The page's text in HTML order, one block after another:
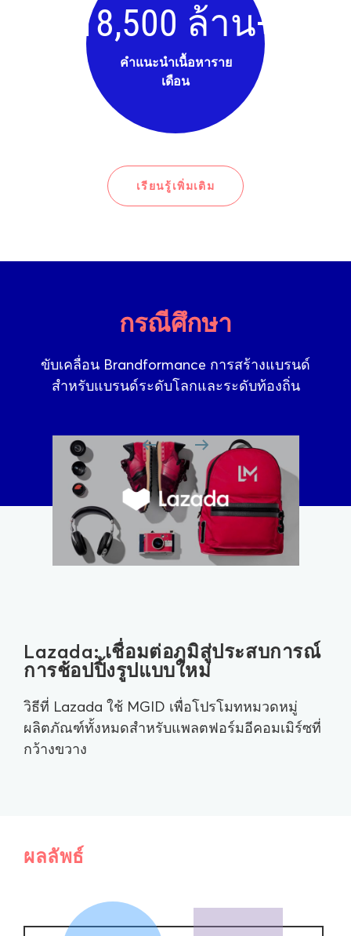
18,500 ล้าน+
คำแนะนำเนื้อหาราย
เดือน
เรียนรู้เพิ่มเติม
กรณีศึกษา
ขับเคลื่อน Brandformance การสร้างแบรนด์
สำหรับแบรนด์ระดับโลกและระดับท้องถิ่น
Lazada: เชื่อมต่อภูมิสู่ประสบการณ์
การช้อปปิ้งรูปแบบใหม่
วิธีที่ Lazada ใช้ MGID เพื่อโปรโมทหมวดหมู่
ผลิตภัณฑ์ทั้งหมดสำหรับแพลตฟอร์มอีคอมเมิร์ซที่
กว้างขวาง
ผลลัพธ์